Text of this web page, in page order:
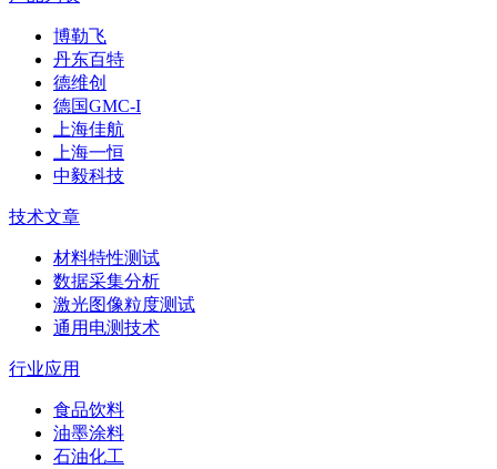
博勒飞
丹东百特
德维创
德国GMC-I
上海佳航
上海一恒
中毅科技
技术文章
材料特性测试
数据采集分析
激光图像粒度测试
通用电测技术
行业应用
食品饮料
油墨涂料
石油化工